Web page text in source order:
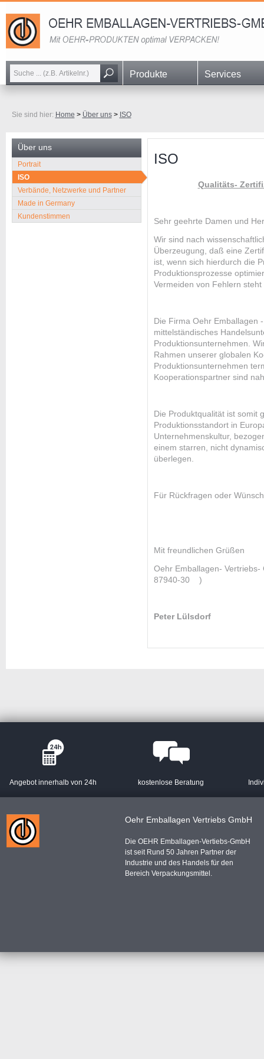
Navigation
überspringen
Produkte Services
Sie sind hier: Home > Über uns> ISO
ISO
Qualitäts-
Sehr geehrte Damen
Wir sind nach
Überzeugung, daß eine
ist, wenn sich hierdurch die
Produktionsprozesse
Vermeiden von Fehlern
Die Firma Oehr Emballagen
mittelständisches
Produktionsunternehmen.
Rahmen unserer globalen
Produktionsunternehmen
Kooperationspartner sind
Die Produktqualität ist somit
Produktionsstandort in
Unternehmenskultur,
einem starren, nicht
überlegen.
Für Rückfragen oder
Mit freundlichen
Oehr Emballagen-
87940-30 )
Peter Lülsdorf
Über uns
Navigation
überspringen
Portrait
ISO
Verbände, Netzwerke und Partner
Made in Germany
Kundenstimmen
Angebot innerhalb von 24h kostenlose Beratung
Oehr Emballagen Vertriebs GmbH
Die OEHR Emballagen-Vertiebs-GmbH
ist seit Rund 50 Jahren Partner der
Industrie und des Handels für den
Bereich Verpackungsmittel.